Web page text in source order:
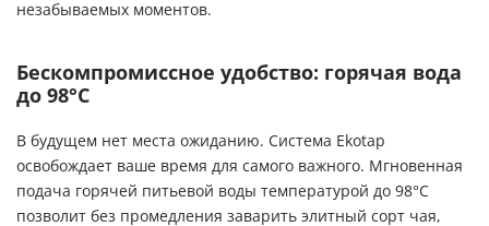
незабываемых моментов.
Бескомпромиссное удобство: горячая вода
до 98°C
В будущем нет места ожиданию. Система Ekotap
освобождает ваше время для самого важного. Мгновенная
подача горячей питьевой воды температурой до 98°C
позволит без промедления заварить элитный сорт чая,